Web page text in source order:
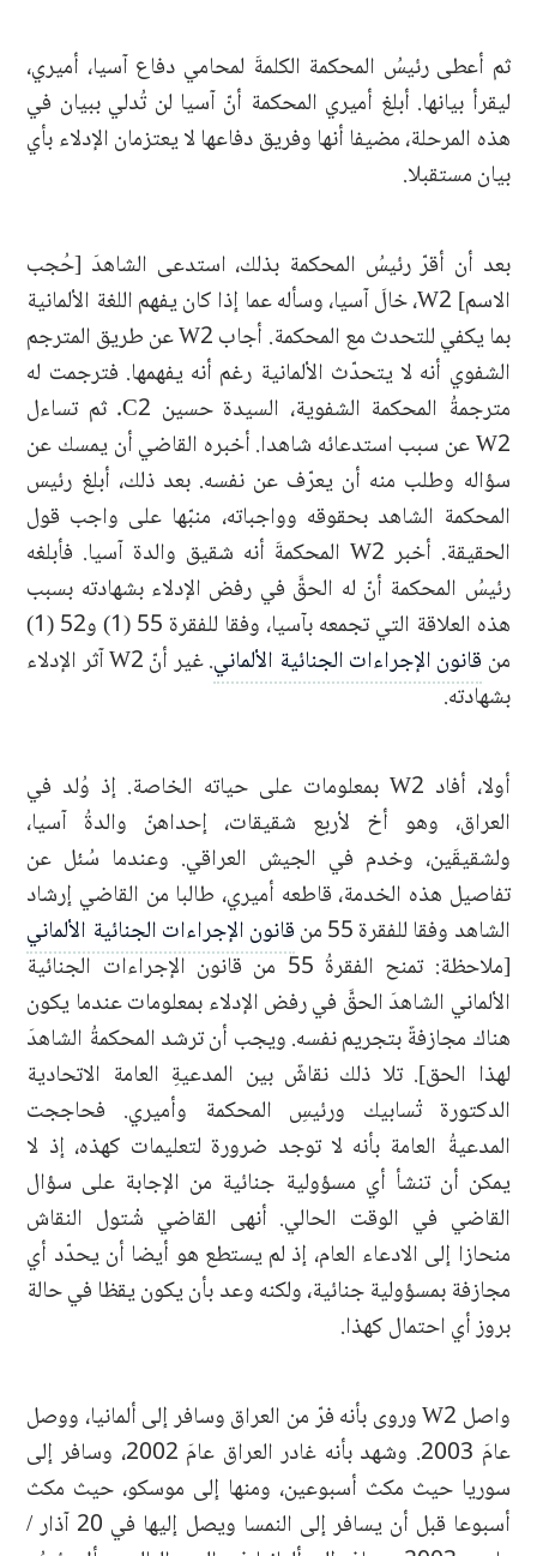
ثم أعطى رئيسُ المحكمة الكلمةَ لمحامي دفاع آسيا، أميري،
ليقرأ بيانها. أبلغ أميري المحكمة أنّ آسيا لن تُدلي ببيان في
هذه المرحلة، مضيفا أنها وفريق دفاعها لا يعتزمان الإدلاء بأي
بيان مستقبلا.
بعد أن أقرّ رئيسُ المحكمة بذلك، استدعى الشاهدَ [حُجب
الاسم] W2، خالَ آسيا، وسأله عما إذا كان يفهم اللغة الألمانية
بما يكفي للتحدث مع المحكمة. أجاب W2 عن طريق المترجم
الشفوي أنه لا يتحدّث الألمانية رغم أنه يفهمها. فترجمت له
مترجمةُ المحكمة الشفوية، السيدة حسين C2. ثم تساءل
W2 عن سبب استدعائه شاهدا. أخبره القاضي أن يمسك عن
سؤاله وطلب منه أن يعرّف عن نفسه. بعد ذلك، أبلغ رئيس
المحكمة الشاهد بحقوقه وواجباته، منبّها على واجب قول
الحقيقة. أخبر W2 المحكمةَ أنه شقيق والدة آسيا. فأبلغه
رئيسُ المحكمة أنّ له الحقَّ في رفض الإدلاء بشهادته بسبب
هذه العلاقة التي تجمعه بآسيا، وفقا للفقرة 55 (1) و52 (1)
من قانون الإجراءات الجنائية الألماني
. غير أنّ W2 آثر الإدلاء
بشهادته.
أولا، أفاد W2 بمعلومات على حياته الخاصة. إذ وُلد في
العراق، وهو أخ لأربع شقيقات، إحداهنّ والدةُ آسيا،
ولشقيقَين، وخدم في الجيش العراقي. وعندما سُئل عن
تفاصيل هذه الخدمة، قاطعه أميري، طالبا من القاضي إرشاد
الشاهد وفقا للفقرة 55 من
قانون الإجراءات الجنائية الألماني
[ملاحظة: تمنح الفقرةُ 55 من قانون الإجراءات الجنائية
الألماني الشاهدَ الحقَّ في رفض الإدلاء بمعلومات عندما يكون
هناك مجازفةٌ بتجريم نفسه. ويجب أن ترشد المحكمةُ الشاهدَ
لهذا الحق]. تلا ذلك نقاشٌ بين المدعيةِ العامة الاتحادية
الدكتورة تْسابيك ورئيسِ المحكمة وأميري. فحاججت
المدعيةُ العامة بأنه لا توجد ضرورة لتعليمات كهذه، إذ لا
يمكن أن تنشأ أي مسؤولية جنائية من الإجابة على سؤال
القاضي في الوقت الحالي. أنهى القاضي شْتول النقاش
منحازا إلى الادعاء العام، إذ لم يستطع هو أيضا أن يحدّد أي
مجازفة بمسؤولية جنائية، ولكنه وعد بأن يكون يقظا في حالة
بروز أي احتمال كهذا.
واصل W2 وروى بأنه فرّ من العراق وسافر إلى ألمانيا، ووصل
عامَ 2003. وشهد بأنه غادر العراق عامَ 2002، وسافر إلى
سوريا حيث مكث أسبوعين، ومنها إلى موسكو، حيث مكث
أسبوعا قبل أن يسافر إلى النمسا ويصل إليها في 20 آذار /